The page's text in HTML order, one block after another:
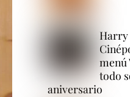
Harry
menú
todo
aniversario